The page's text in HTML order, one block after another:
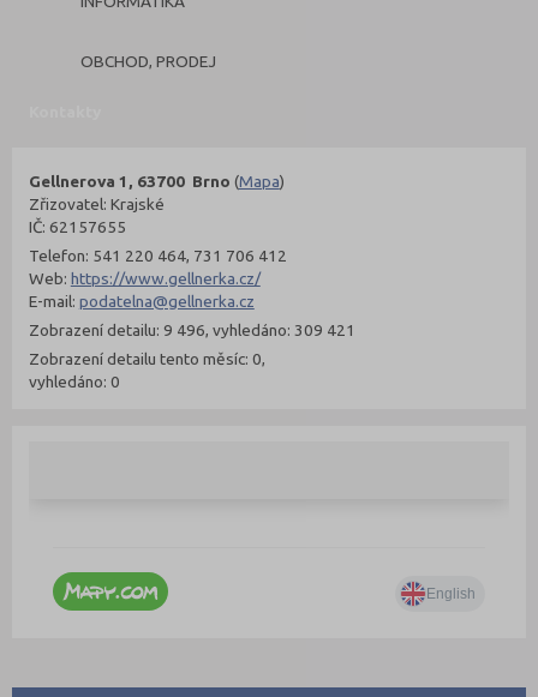
OBCHOD, PRODEJ
Gellnerova 1, 63700 Brno (Mapa)
Zřizovatel: Krajské
IČ: 62157655
Telefon: 541 220 464, 731 706 412
Web: https://www.gellnerka.cz/
E-mail: podatelna@gellnerka.cz
Zobrazení detailu: 9 496, vyhledáno: 309 421
Zobrazení detailu tento měsíc: 0,
vyhledáno: 0